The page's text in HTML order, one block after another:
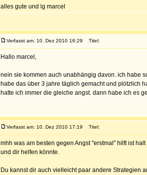
alles gute und lg marcel
Verfasst am: 10. Dez 2010 16:29 Titel:
Hallo marcel,
nein sie kommen auch unabhängig davon. ich habe
habe das über 3 jahre täglich gemacht und plötzlich
hatte ich immer die gleiche angst. dann habe ich es
Verfasst am: 10. Dez 2010 17:19 Titel:
mhh was am besten gegen Angst "erstmal" hilft ist
und dir helfen könnte.
Du kannst dir auch vielleicht paar andere Strategien